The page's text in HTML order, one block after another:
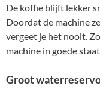
De koffie blijft lekker
Doordat de machine
vergeet je het nooit.
machine in goede
Groot